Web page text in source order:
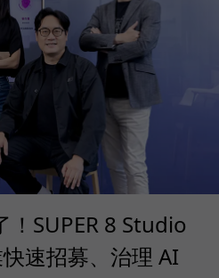
SUPER 8 Studio
速招募、治理 AI